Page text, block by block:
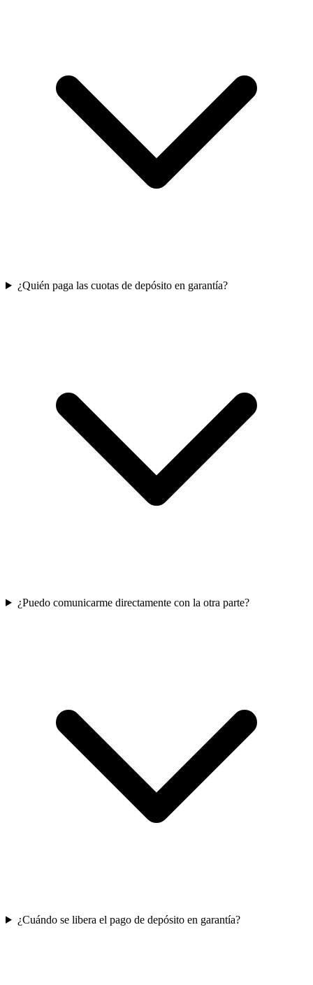
¿Quién paga las cuotas de depósito en garantía?
¿Puedo comunicarme directamente con la otra parte?
¿Cuándo se libera el pago de depósito en garantía?